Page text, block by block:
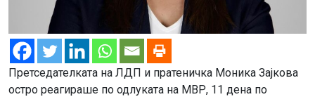
Претседателката на ЛДП и пратеничка Моника Зајкова
остро реагираше по одлуката на МВР, 11 дена по